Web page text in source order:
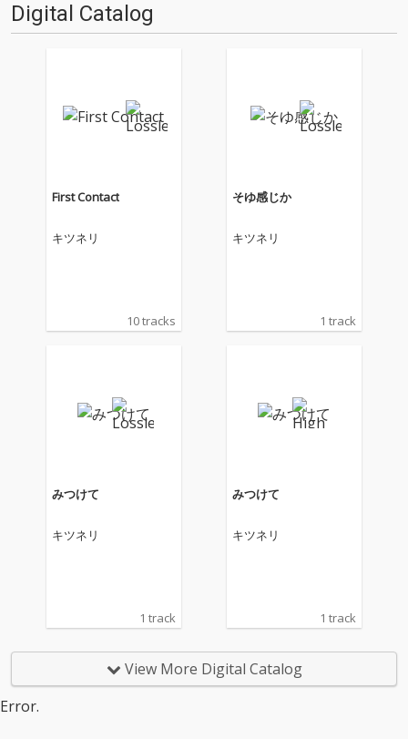
Digital Catalog
First Contact
キツネリ
10 tracks
そゆ感じか
キツネリ
1 track
みつけて
キツネリ
1 track
みつけて
キツネリ
1 track
View More Digital Catalog
Error.